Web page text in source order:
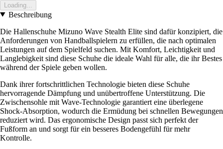
Loading...
Beschreibung
Die Hallenschuhe Mizuno Wave Stealth Elite sind dafür konzipiert, die
Anforderungen von Handballspielern zu erfüllen, die nach optimalen
Leistungen auf dem Spielfeld suchen. Mit Komfort, Leichtigkeit und
Langlebigkeit sind diese Schuhe die ideale Wahl für alle, die ihr Bestes
während der Spiele geben wollen.
Dank ihrer fortschrittlichen Technologie bieten diese Schuhe
hervorragende Dämpfung und unübertroffene Unterstützung. Die
Zwischensohle mit Wave-Technologie garantiert eine überlegene
Shock-Absorption, wodurch die Ermüdung bei schnellen Bewegungen
reduziert wird. Das ergonomische Design passt sich perfekt der
Fußform an und sorgt für ein besseres Bodengefühl für mehr
Kontrolle.